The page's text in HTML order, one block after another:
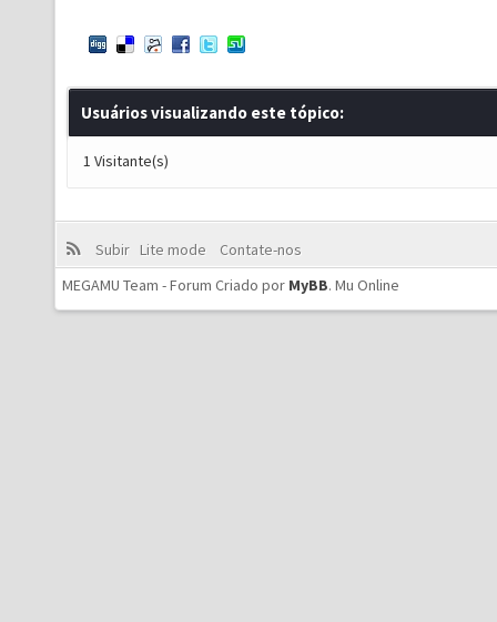
Usuários visualizando este tópico:
1 Visitante(s)
Subir Lite mode
Contate-nos
MEGAMU Team - Forum Criado por MyBB. Mu Online